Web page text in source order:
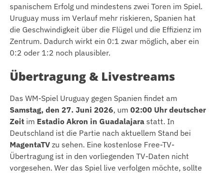
spanischem Erfolg und mindestens zwei Toren im Spiel.
Uruguay muss im Verlauf mehr riskieren, Spanien hat
die Geschwindigkeit über die Flügel und die Effizienz im
Zentrum. Dadurch wirkt ein 0:1 zwar möglich, aber ein
0:2 oder 1:2 noch plausibler.
Übertragung & Livestreams
Das WM-Spiel Uruguay gegen Spanien findet am
Samstag, den 27. Juni 2026, um 02:00 Uhr deutscher
Zeit im Estadio Akron in Guadalajara statt. In
Deutschland ist die Partie nach aktuellem Stand bei
MagentaTV zu sehen. Eine kostenlose Free-TV-
Übertragung ist in den vorliegenden TV-Daten nicht
vorgesehen. Wer das Spiel live verfolgen möchte, sollte